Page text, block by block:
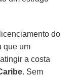
do
que um
a costa
. Sem